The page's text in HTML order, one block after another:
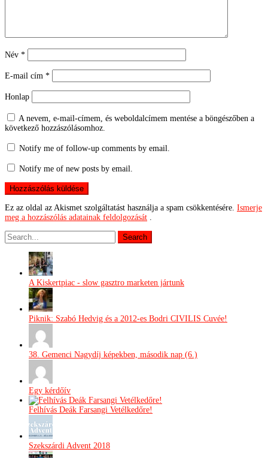
Név *
E-mail cím *
Honlap
A nevem, e-mail-címem, és weboldalcímem mentése a böngészőben a
következő hozzászólásomhoz.
Notify me of follow-up comments by email.
Notify me of new posts by email.
Ez az oldal az Akismet szolgáltatást használja a spam csökkentésére. Ismerje
meg a hozzászólás adatainak feldolgozását .
A Kiskertpiac - slow gasztro marketen jártunk
Piknik: Szabó Hedvig és a 2012-es Bodri CIVILIS Cuvée!
38. Gemenci Nagydíj képekben, második nap (6.)
Egy kérdőív
Felhívás Deák Farsangi Vetélkedőre!
Szekszárdi Advent 2018